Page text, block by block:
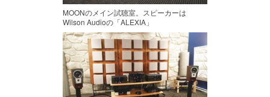
MOONのメイン試聴室。スピーカーは
Wilson Audioの「ALEXIA」